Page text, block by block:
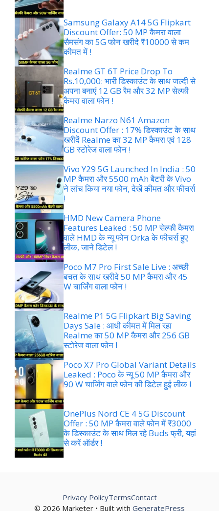
Samsung Galaxy A14 5G Flipkart
Discount Offer: 50 MP कैमरा वाला
सैमसंग का 5G फोन खरीदे ₹10000 से कम
कीमत में !
Realme GT 6T Price Drop To
Rs.10,000: भारी डिस्काउंट के साथ जल्दी से
अपना बनाएं 12 GB रैम और 32 MP सेल्फी
कैमरा वाला फोन !
Realme Narzo N61 Amazon
Discount Offer : 17% डिस्काउंट के साथ
खरीदें Realme का 32 MP कैमरा एवं 128
GB स्टोरेज वाला फोन !
Vivo Y29 5G Launched In India : 50
MP कैमरा और 5500 mAh बैटरी के Vivo
ने लांच किया नया फोन, देखें कीमत और फीचर्स
!
HMD New Camera Phone
Features Leaked : 50 MP सेल्फी कैमरा
वाले HMD के न्यू फोन Orka के फीचर्स हुए
लीक, जाने डिटेल !
Poco M7 Pro First Sale Live : अच्छी
बचत के साथ खरीदे 50 MP कैमरा और 45
W चार्जिंग वाला फोन !
Realme P1 5G Flipkart Big Saving
Days Sale : आधी कीमत में मिल रहा
Realme का 50 MP कैमरा और 256 GB
स्टोरेज वाला फोन !
Poco X7 Pro Global Variant Details
Leaked : Poco के न्यू 50 MP कैमरा और
90 W चार्जिंग वाले फोन की डिटेल हुई लीक !
OnePlus Nord CE 4 5G Discount
Offer : 50 MP कैमरा वाले फोन में ₹3000
के डिस्काउंट के साथ मिल रहे Buds फ्री, यहां
से करें ऑर्डर !
© 2026 Marketer • Built with GeneratePress
Privacy PolicyTermsContact